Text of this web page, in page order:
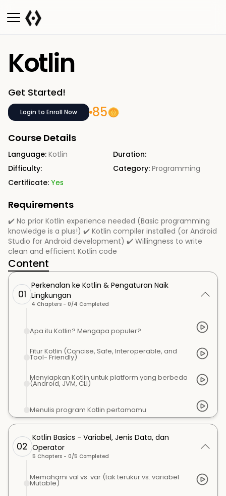
Kotlin
Get Started!
Login to Enroll Now 85
Course Details
Language: Kotlin
Duration:
Difficulty:
Category: Programming
Certificate: Yes
Requirements
✔️ No prior Kotlin experience needed (Basic programming
knowledge is a plus!) ✔️ Kotlin compiler installed (or Android
Studio for Android development) ✔️ Willingness to write
clean and efficient Kotlin code
Content
01
Perkenalan ke Kotlin & Pengaturan Naik
Lingkungan
4 Chapters - 0/4 Completed
Apa itu Kotlin? Mengapa populer?
Fitur Kotlin (Concise, Safe, Interoperable, and
Tool- Friendly)
Menyiapkan Kotlin untuk platform yang berbeda
(Android, JVM, CLI)
Menulis program Kotlin pertamamu
02
Kotlin Basics - Variabel, Jenis Data, dan
Operator
5 Chapters - 0/5 Completed
Memahami val vs. var (tak terukur vs. variabel
Mutable)